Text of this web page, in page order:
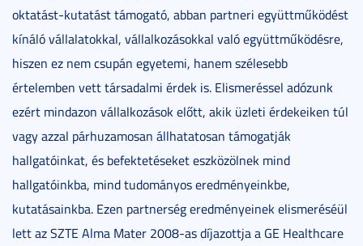
oktatást-kutatást támogató, abban partneri együttműködést
kínáló vállalatokkal, vállalkozásokkal való együttműködésre,
hiszen ez nem csupán egyetemi, hanem szélesebb
értelemben vett társadalmi érdek is. Elismeréssel adózunk
ezért mindazon vállalkozások előtt, akik üzleti érdekeiken túl
vagy azzal párhuzamosan állhatatosan támogatják
hallgatóinkat, és befektetéseket eszközölnek mind
hallgatóinkba, mind tudományos eredményeinkbe,
kutatásainkba. Ezen partnerség eredményeinek elismeréséül
lett az SZTE Alma Mater 2008-as díjazottja a GE Healthcare